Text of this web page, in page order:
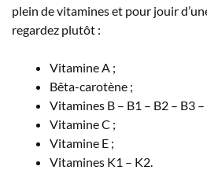
plein de vitamines et pour jouir
regardez plutôt :
Vitamine A ;
Bêta-carotène ;
Vitamines B – B1 – B2 – B3
Vitamine C ;
Vitamine E ;
Vitamines K1 – K2.